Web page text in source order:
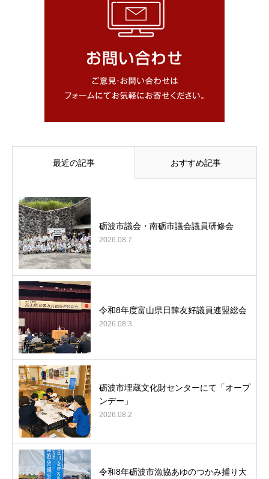
最近の記事 おすすめ記事
砺波市議会・南砺市議会議員研修会
2026.08.7
令和8年度富山県日韓友好議員連盟総会
2026.08.3
砺波市埋蔵文化財センターにて「オープ
ンデー」
2026.08.2
令和8年砺波市漁協あゆのつかみ捕り大